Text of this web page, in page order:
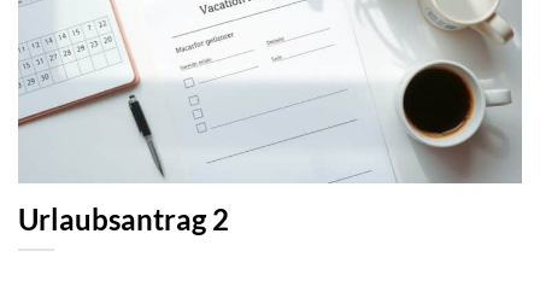
Urlaubsantrag 2